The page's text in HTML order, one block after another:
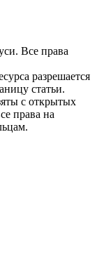
Все права
разрешается
статьи.
с открытых
права на